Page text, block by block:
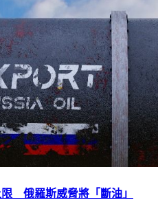
俄羅斯威脅將「斷油」